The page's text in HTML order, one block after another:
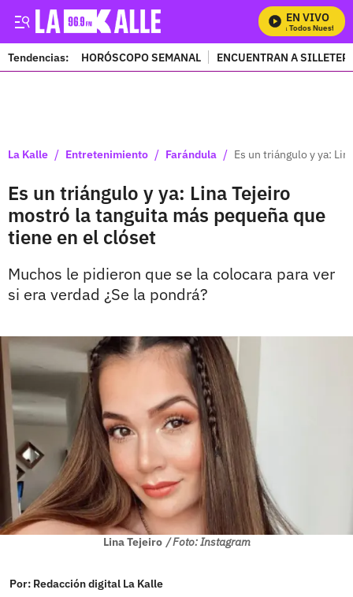
EN VIVO
Mira Todos Nuestros
Tendencias: HORÓSCOPO SEMANAL ENCUENTRAN A
La Kalle / Entretenimiento / Farándula / Es un triángulo y ya:
Es un triángulo y ya: Lina Tejeiro
mostró la tanguita más pequeña que
tiene en el clóset
Muchos le pidieron que se la colocara para ver
si era verdad ¿Se la pondrá?
Lina Tejeiro / Foto: Instagram
Por: Redacción digital La Kalle